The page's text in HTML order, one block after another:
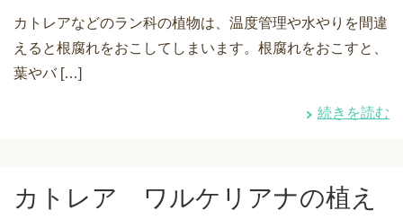
カトレアなどのラン科の植物は、温度管理や水やりを間違
えると根腐れをおこしてしまいます。根腐れをおこすと、
葉やバ […]
続きを読む
カトレア ワルケリアナの植え